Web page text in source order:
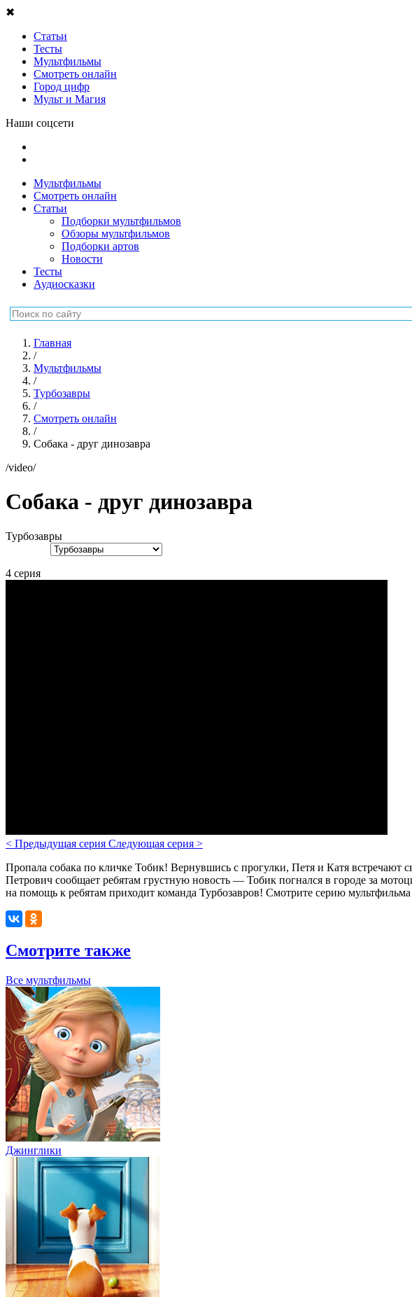
✖
Статьи
Тесты
Мультфильмы
Смотреть онлайн
Город цифр
Мульт и Магия
Наши соцсети
Мультфильмы
Смотреть онлайн
Статьи
Подборки мультфильмов
Обзоры мультфильмов
Подборки артов
Новости
Тесты
Аудиосказки
Главная
/
Мультфильмы
/
Турбозавры
/
Смотреть онлайн
/
Собака - друг динозавра
/video/
Собака - друг динозавра
Турбозавры
4 серия
< Предыдущая серия Следующая серия >
Пропала собака по кличке Тобик! Вернувшись с прогулки, Петя и Катя встречают
Петрович сообщает ребятам грустную новость — Тобик погнался в городе за
на помощь к ребятам приходит команда Турбозавров! Смотрите серию
Смотрите также
Все мультфильмы
Джинглики